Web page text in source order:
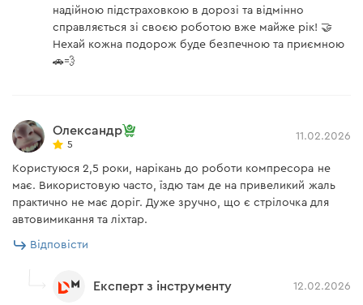
надійною підстраховкою в дорозі та відмінно
справляється зі своєю роботою вже майже рік! 🤝
Нехай кожна подорож буде безпечною та приємною
🚗💨
Олександр
5
11.02.2026
Користуюся 2,5 роки, нарікань до роботи компресора не
має. Використовую часто, їздю там де на привеликий жаль
практично не має доріг. Дуже зручно, що є стрілочка для
автовимикання та ліхтар.
Відповісти
Експерт з інструменту 12.02.2026